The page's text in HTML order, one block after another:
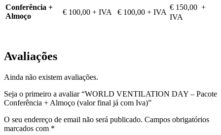
Conferência +
Almoço
€ 100,00 + IVA € 100,00 + IVA
€ 150,00 +
IVA
Avaliações
Ainda não existem avaliações.
Seja o primeiro a avaliar “WORLD VENTILATION DAY – Pacote
Conferência + Almoço (valor final já com Iva)”
O seu endereço de email não será publicado. Campos obrigatórios
marcados com *